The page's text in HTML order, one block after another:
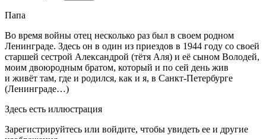
Папа
Во время войны отец несколько раз был в своем родном
Ленинграде. Здесь он в один из приездов в 1944 году со своей
старшей сестрой Александрой (тётя Аля) и её сыном Володей,
моим двоюродным братом, который и по сей день жив
и живёт там, где и родился, как и я, в Санкт-Петербурге
(Ленинграде…)
Здесь есть иллюстрация
Зарегистрируйтесь или войдите, чтобы увидеть ее и другие